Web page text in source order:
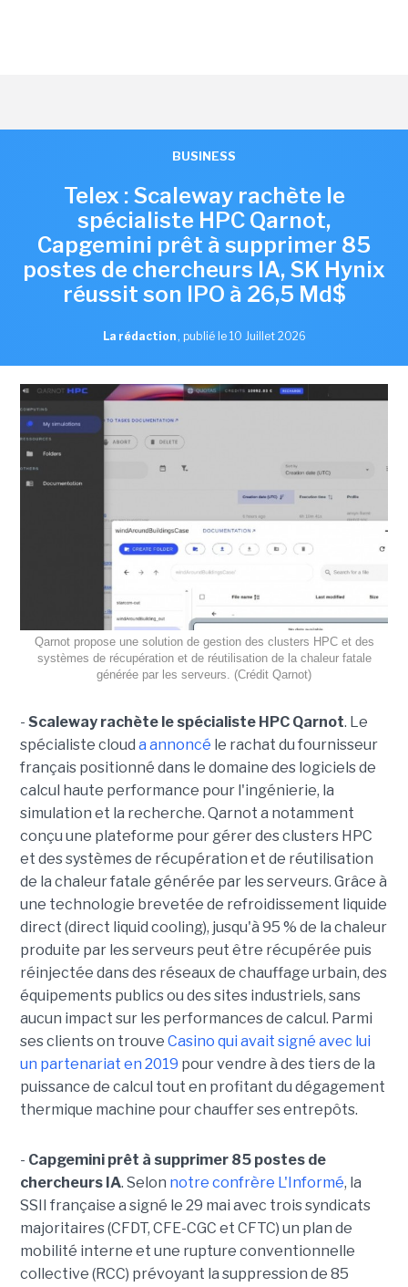
BUSINESS
Telex : Scaleway rachète le
spécialiste HPC Qarnot,
Capgemini prêt à supprimer 85
postes de chercheurs IA, SK Hynix
réussit son IPO à 26,5 Md$
La rédaction , publié le 10 Juillet 2026
Qarnot propose une solution de gestion des clusters HPC et des
systèmes de récupération et de réutilisation de la chaleur fatale
générée par les serveurs. (Crédit Qarnot)
- Scaleway rachète le spécialiste HPC Qarnot. Le
spécialiste cloud a annoncé le rachat du fournisseur
français positionné dans le domaine des logiciels de
calcul haute performance pour l'ingénierie, la
simulation et la recherche. Qarnot a notamment
conçu une plateforme pour gérer des clusters HPC
et des systèmes de récupération et de réutilisation
de la chaleur fatale générée par les serveurs. Grâce à
une technologie brevetée de refroidissement liquide
direct (direct liquid cooling), jusqu'à 95 % de la chaleur
produite par les serveurs peut être récupérée puis
réinjectée dans des réseaux de chauffage urbain, des
équipements publics ou des sites industriels, sans
aucun impact sur les performances de calcul. Parmi
ses clients on trouve Casino qui avait signé avec lui
un partenariat en 2019 pour vendre à des tiers de la
puissance de calcul tout en profitant du dégagement
thermique machine pour chauffer ses entrepôts.
- Capgemini prêt à supprimer 85 postes de
chercheurs IA. Selon notre confrère L'Informé, la
SSII française a signé le 29 mai avec trois syndicats
majoritaires (CFDT, CFE-CGC et CFTC) un plan de
mobilité interne et une rupture conventionnelle
collective (RCC) prévoyant la suppression de 85